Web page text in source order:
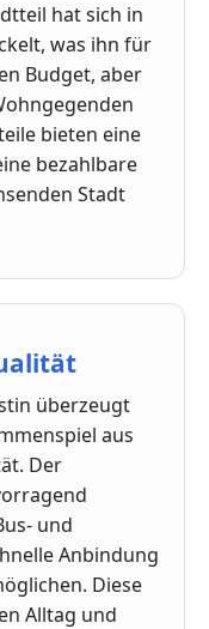
hat sich in
was ihn für
Budget, aber
bieten eine
bezahlbare
Stadt
überzeugt
aus
Der
und
Anbindung
Diese
Alltag und